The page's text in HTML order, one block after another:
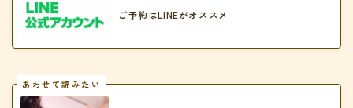
ご予約はLINEがオススメ
あわせて読みたい